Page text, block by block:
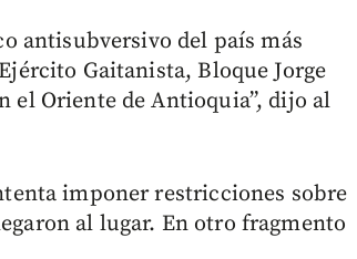
antisubversivo del país más
Gaitanista, Bloque Jorge
el Oriente de Antioquia”, dijo al
imponer restricciones sobre
al lugar. En otro fragmento